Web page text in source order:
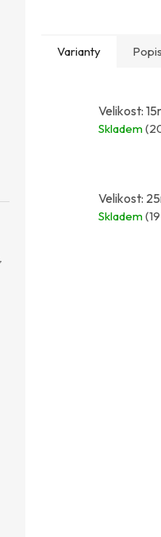
Varianty Popis
Velikost:
Skladem
Velikost:
Skladem